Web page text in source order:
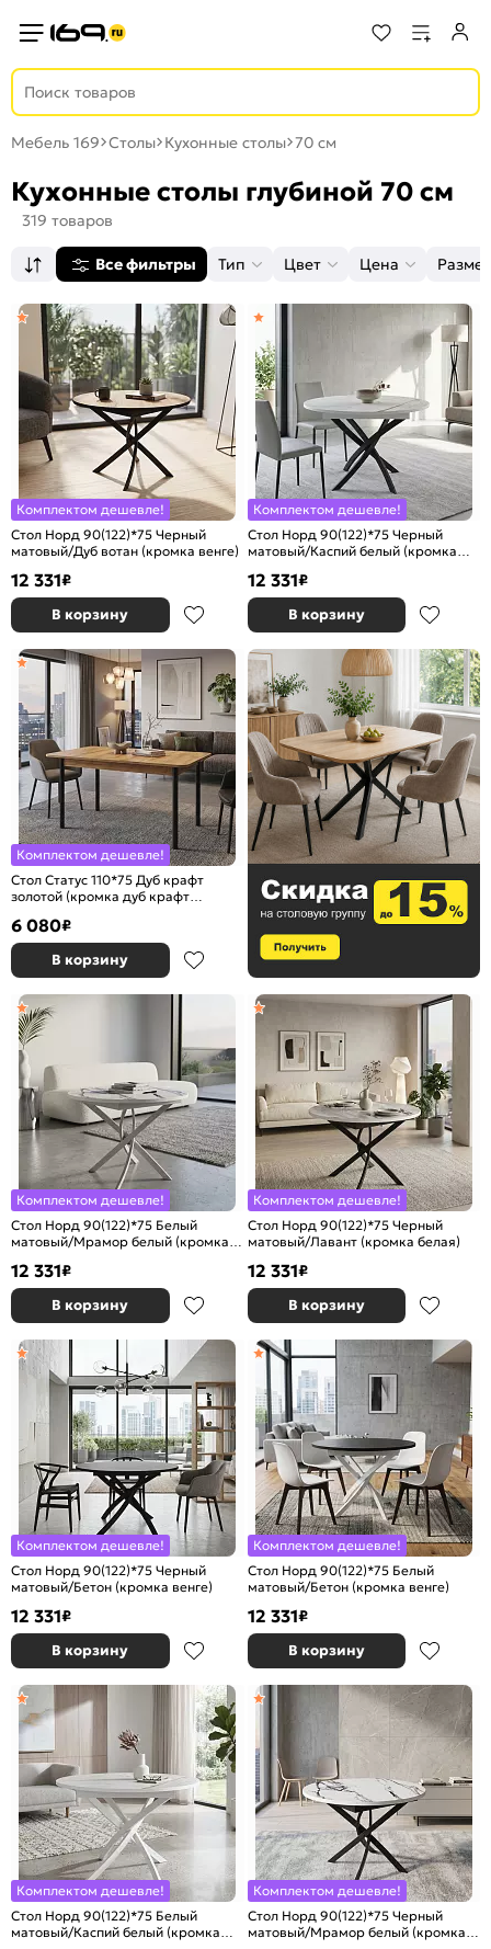
Мебель 169 Столы Кухонные столы 70 см
Кухонные столы глубиной 70 см
319 товаров
Все фильтры Тип Цвет Цена
Комплектом дешевле!
Стол Норд 90(122)*75 Черный
матовый/Дуб вотан (кромка венге)
12 331₽
В корзину
Комплектом дешевле!
Стол Норд 90(122)*75 Черный
матовый/Каспий белый (кромка
12 331₽
В корзину
Комплектом дешевле!
Стол Статус 110*75 Дуб крафт
золотой (кромка дуб крафт
6 080₽
В корзину
Комплектом дешевле!
Стол Норд 90(122)*75 Белый
матовый/Мрамор белый (кромка
12 331₽
В корзину
Комплектом дешевле!
Стол Норд 90(122)*75 Черный
матовый/Лавант (кромка белая)
12 331₽
В корзину
Комплектом дешевле!
Стол Норд 90(122)*75 Черный
матовый/Бетон (кромка венге)
12 331₽
В корзину
Комплектом дешевле!
Стол Норд 90(122)*75 Белый
матовый/Бетон (кромка венге)
12 331₽
В корзину
Комплектом дешевле!
Стол Норд 90(122)*75 Белый
матовый/Каспий белый (кромка
Комплектом дешевле!
Стол Норд 90(122)*75 Черный
матовый/Мрамор белый (кромка